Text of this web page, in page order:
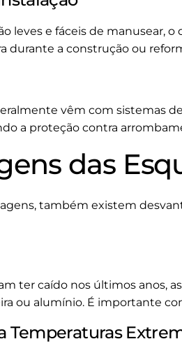
leves e fáceis de manusear,
durante a construção ou
vêm com sistemas
a proteção contra
das
também existem
ter caído nos últimos anos,
ou alumínio. É importante
Temperaturas